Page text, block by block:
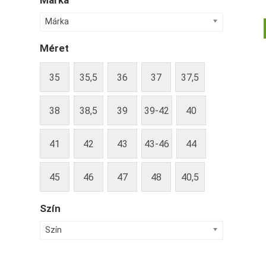
Márka
Méret
35 35,5 36 37 37,5
38 38,5 39 39-42 40
41 42 43 43-46 44
45 46 47 48 40,5
Szín
Szín